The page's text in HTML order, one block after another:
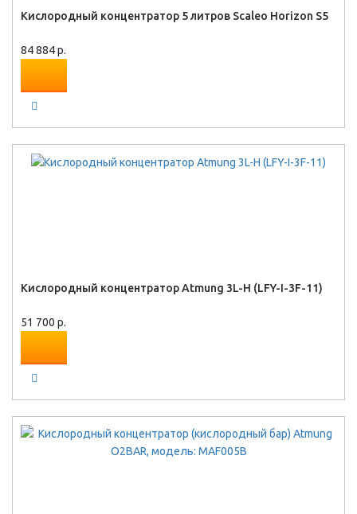
Кислородный концентратор 5 литров Scaleo Horizon S5
84 884 р.
Кислородный концентратор Atmung 3L-H (LFY-I-3F-11)
51 700 р.